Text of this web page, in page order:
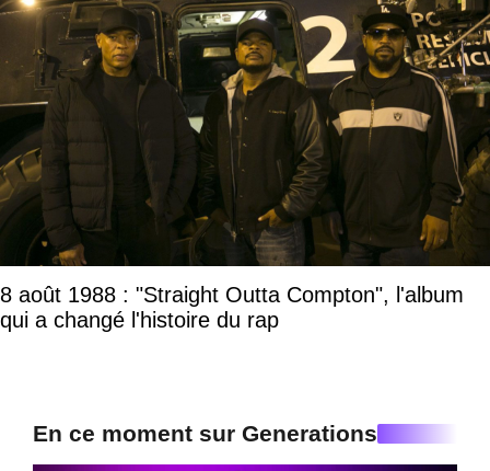
8 août 1988 : "Straight Outta Compton", l'album
qui a changé l'histoire du rap
En ce moment sur Generations